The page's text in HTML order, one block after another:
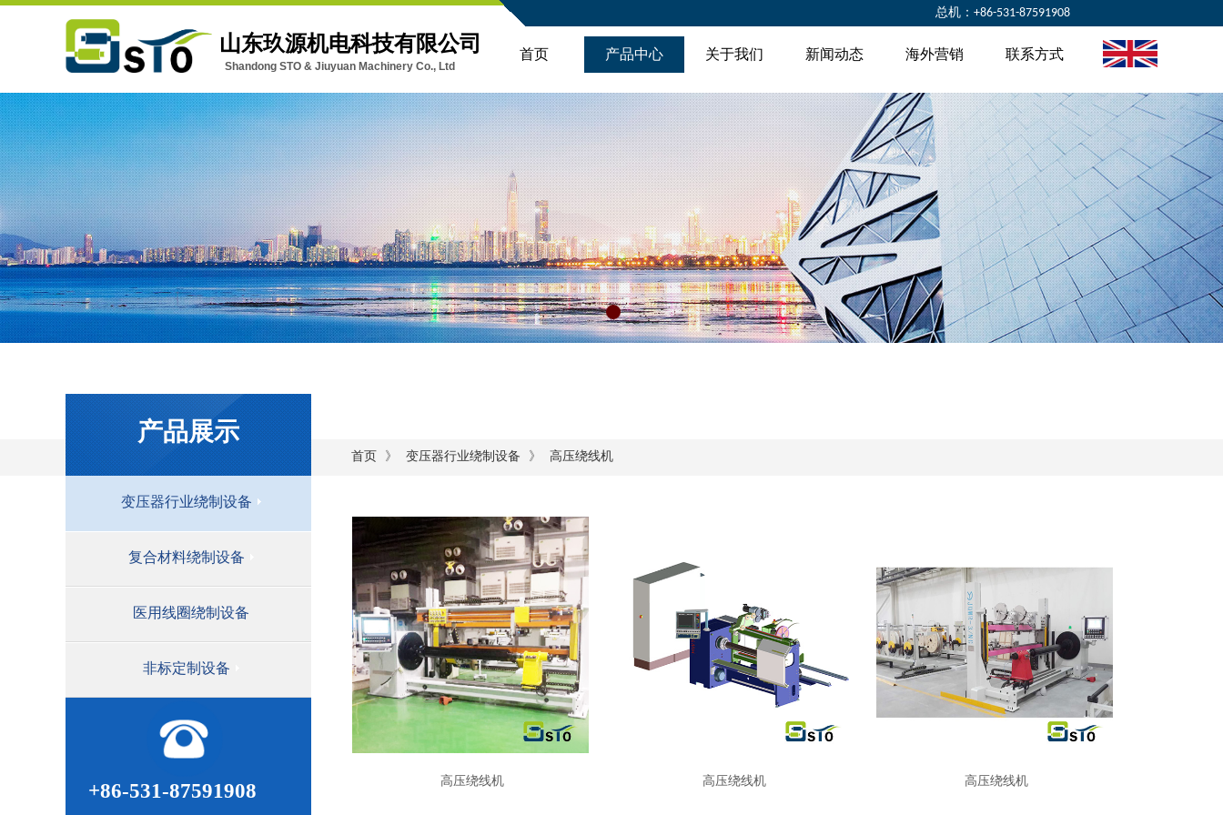
总机： +86-531-87591908
山东玖源机电科技有限公司
Shandong STO & Jiuyuan Machinery Co., Ltd
首页 产品中心 关于我们 新闻动态 海外营销 联系方式
产品展示
首页 》 变压器行业绕制设备 》 高压绕线机
变压器行业绕制设备
复合材料绕制设备
医用线圈绕制设备
非标定制设备
高压绕线机 高压绕线机 高压绕线机
+86-531-87591908